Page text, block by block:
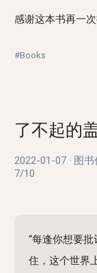
感谢这本书再一
#Books
了不起的
2022-01-07 · 图书
7/10
“每逢你想要
住，这个世界